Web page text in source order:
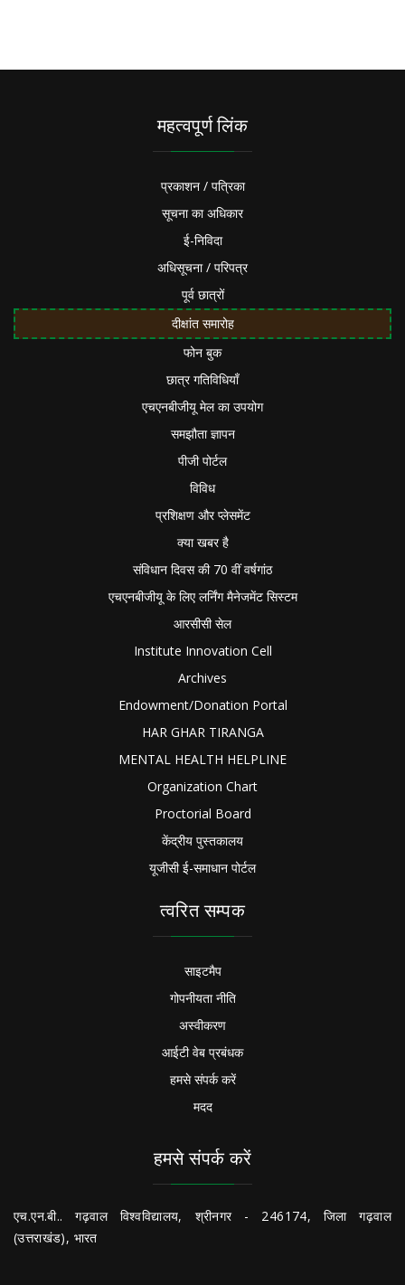
महत्वपूर्ण लिंक
प्रकाशन / पत्रिका
सूचना का अधिकार
ई-निविदा
अधिसूचना / परिपत्र
पूर्व छात्रों
दीक्षांत समारोह
फोन बुक
छात्र गतिविधियाँ
एचएनबीजीयू मेल का उपयोग
समझौता ज्ञापन
पीजी पोर्टल
विविध
प्रशिक्षण और प्लेसमेंट
क्या खबर है
संविधान दिवस की 70 वीं वर्षगांठ
एचएनबीजीयू के लिए लर्निंग मैनेजमेंट सिस्टम
आरसीसी सेल
Institute Innovation Cell
Archives
Endowment/Donation Portal
HAR GHAR TIRANGA
MENTAL HEALTH HELPLINE
Organization Chart
Proctorial Board
केंद्रीय पुस्तकालय
यूजीसी ई-समाधान पोर्टल
त्वरित सम्पक
साइटमैप
गोपनीयता नीति
अस्वीकरण
आईटी वेब प्रबंधक
हमसे संपर्क करें
मदद
हमसे संपर्क करें
एच.एन.बी.. गढ़वाल विश्वविद्यालय, श्रीनगर - 246174, जिला गढ़वाल
(उत्तराखंड), भारत